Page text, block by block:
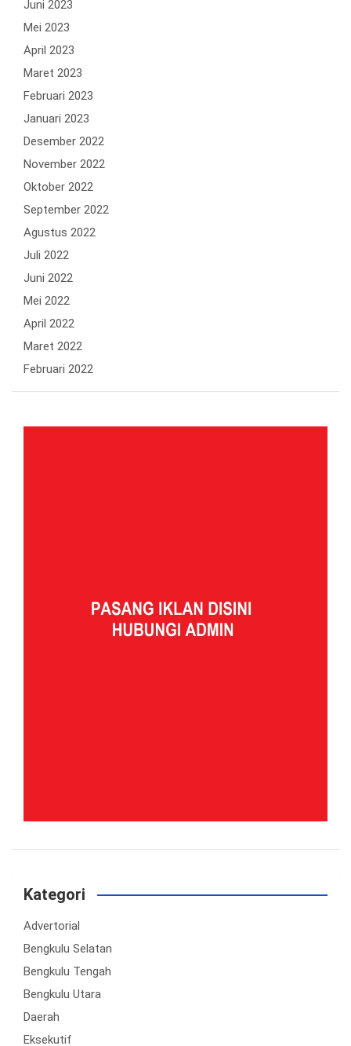
Juni 2023
Mei 2023
April 2023
Maret 2023
Februari 2023
Januari 2023
Desember 2022
November 2022
Oktober 2022
September 2022
Agustus 2022
Juli 2022
Juni 2022
Mei 2022
April 2022
Maret 2022
Februari 2022
Kategori
Advertorial
Bengkulu Selatan
Bengkulu Tengah
Bengkulu Utara
Daerah
Eksekutif